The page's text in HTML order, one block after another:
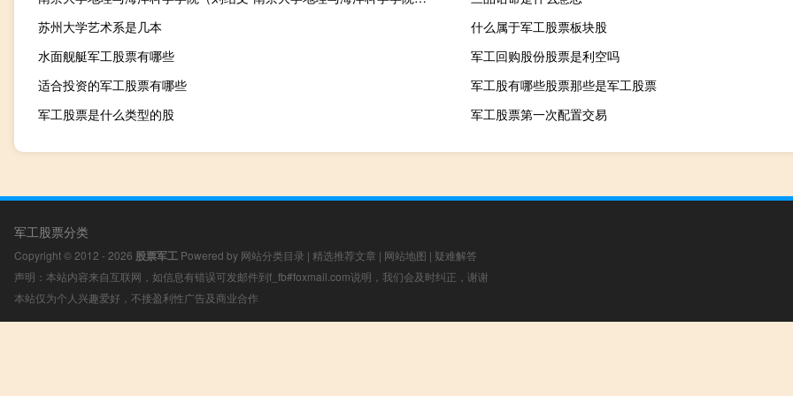
苏州大学艺术系是几本
什么属于军工股票板块股
水面舰艇军工股票有哪些
军工回购股份股票是利空吗
适合投资的军工股票有哪些
军工股有哪些股票那些是军工股票
军工股票是什么类型的股
军工股票第一次配置交易
军工股票分类
Copyright © 2012 - 2026 股票军工 Powered by 网站分类目录 | 精选推荐文章 | 网站地图 | 疑难解答
声明：本站内容来自互联网，如信息有错误可发邮件到f_fb#foxmail.com说明，我们会及时纠正，谢谢
本站仅为个人兴趣爱好，不接盈利性广告及商业合作